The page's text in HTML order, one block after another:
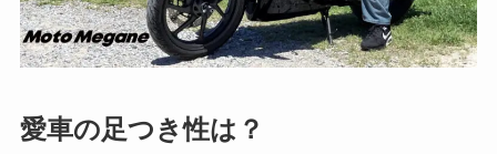
愛車の足つき性は？